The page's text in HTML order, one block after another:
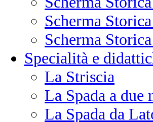
Scherma
Scherma
Specialità e
La Striscia
La Spada a due
La Spada da